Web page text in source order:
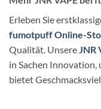
Erleben Sie
fumotpuff Online-
Qualität. Unsere JNR
in Sachen Innovation,
bietet